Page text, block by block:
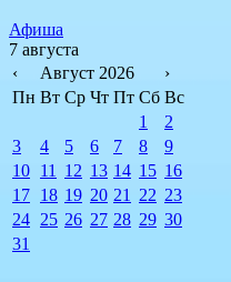
Афиша
7 августа
‹
Август 2026
›
Пн Вт Ср Чт Пт Сб Вс
1
2
3
4 5 6 7 8
9
10 11 12 13 14 15 16
17 18 19 20 21 22 23
24 25 26 27 28 29 30
31